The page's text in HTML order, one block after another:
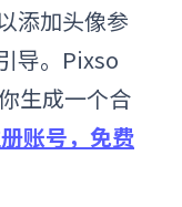
添加头像参
导。Pixso
生成一个合
账号，免费